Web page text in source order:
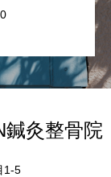
鍼灸整骨院
1-5